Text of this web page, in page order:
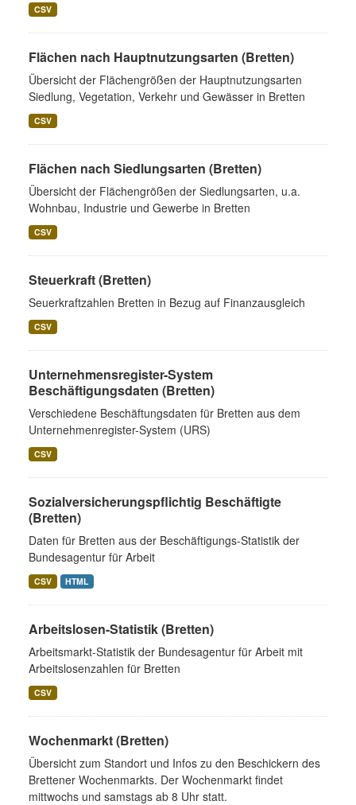
CSV
Flächen nach Hauptnutzungsarten (Bretten)
Übersicht der Flächengrößen der Hauptnutzungsarten
Siedlung, Vegetation, Verkehr und Gewässer in Bretten
CSV
Flächen nach Siedlungsarten (Bretten)
Übersicht der Flächengrößen der Siedlungsarten, u.a.
Wohnbau, Industrie und Gewerbe in Bretten
CSV
Steuerkraft (Bretten)
Seuerkraftzahlen Bretten in Bezug auf Finanzausgleich
CSV
Unternehmensregister-System
Beschäftigungsdaten (Bretten)
Verschiedene Beschäftungsdaten für Bretten aus dem
Unternehmenregister-System (URS)
CSV
Sozialversicherungspflichtig Beschäftigte
(Bretten)
Daten für Bretten aus der Beschäftigungs-Statistik der
Bundesagentur für Arbeit
CSV HTML
Arbeitslosen-Statistik (Bretten)
Arbeitsmarkt-Statistik der Bundesagentur für Arbeit mit
Arbeitslosenzahlen für Bretten
CSV
Wochenmarkt (Bretten)
Übersicht zum Standort und Infos zu den Beschickern des
Brettener Wochenmarkts. Der Wochenmarkt findet
mittwochs und samstags ab 8 Uhr statt.